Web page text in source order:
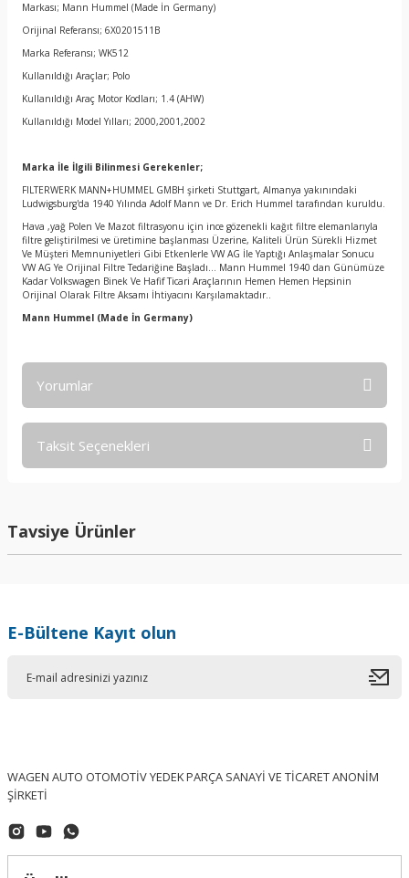
Markası; Mann Hummel (Made İn Germany)
Orijinal Referansı; 6X0201511B
Marka Referansı; WK512
Kullanıldığı Araçlar; Polo
Kullanıldığı Araç Motor Kodları; 1.4 (AHW)
Kullanıldığı Model Yılları; 2000,2001,2002
Marka İle İlgili Bilinmesi Gerekenler;
FILTERWERK MANN+HUMMEL GMBH şirketi Stuttgart, Almanya yakınındaki
Ludwigsburg'da 1940 Yılında Adolf Mann ve Dr. Erich Hummel tarafından kuruldu.
Hava ,yağ Polen Ve Mazot filtrasyonu için ince gözenekli kağıt filtre elemanlarıyla
filtre geliştirilmesi ve üretimine başlanması Üzerine, Kaliteli Ürün Sürekli Hizmet
Ve Müşteri Memnuniyetleri Gibi Etkenlerle VW AG İle Yaptığı Anlaşmalar Sonucu
VW AG Ye Orijinal Filtre Tedariğine Başladı… Mann Hummel 1940 dan Günümüze
Kadar Volkswagen Binek Ve Hafif Ticari Araçlarının Hemen Hemen Hepsinin
Orijinal Olarak Filtre Aksamı İhtiyacını Karşılamaktadır..
Mann Hummel (Made İn Germany)
Yorumlar
Taksit Seçenekleri
Tavsiye Ürünler
E-Bültene Kayıt olun
WAGEN AUTO OTOMOTİV YEDEK PARÇA SANAYİ VE TİCARET ANONİM
ŞİRKETİ